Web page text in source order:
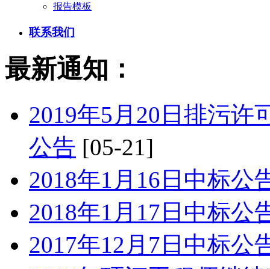
报告模板
联系我们
最新通知：
2019年5月20日排污许
公告 [05-21]
2018年1月16日中标公
2018年1月17日中标公
2017年12月7日中标公